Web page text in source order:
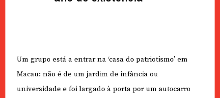
Um grupo está a entrar na ‘casa do patriotismo’ em
Macau: não é de um jardim de infância ou
universidade e foi largado à porta por um autocarro